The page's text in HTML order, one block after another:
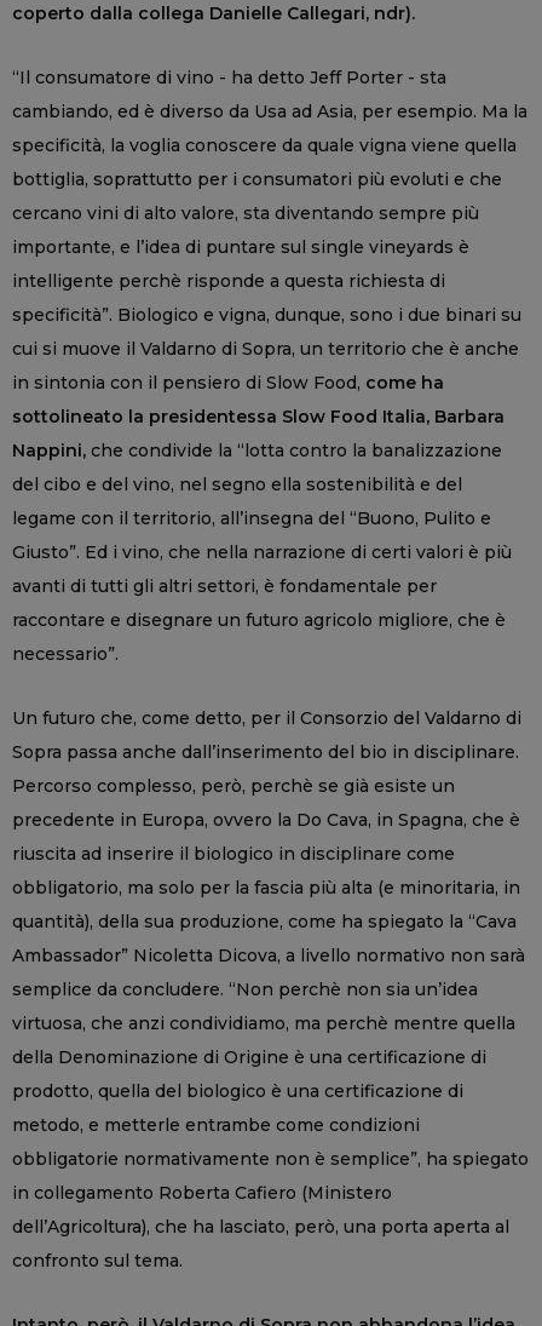
coperto dalla collega Danielle Callegari, ndr).
“Il consumatore di vino - ha detto Jeff Porter - sta
cambiando, ed è diverso da Usa ad Asia, per esempio. Ma la
specificità, la voglia conoscere da quale vigna viene quella
bottiglia, soprattutto per i consumatori più evoluti e che
cercano vini di alto valore, sta diventando sempre più
importante, e l’idea di puntare sul single vineyards è
intelligente perchè risponde a questa richiesta di
specificità”. Biologico e vigna, dunque, sono i due binari su
cui si muove il Valdarno di Sopra, un territorio che è anche
in sintonia con il pensiero di Slow Food, come ha
sottolineato la presidentessa Slow Food Italia, Barbara
Nappini, che condivide la “lotta contro la banalizzazione
del cibo e del vino, nel segno ella sostenibilità e del
legame con il territorio, all’insegna del “Buono, Pulito e
Giusto”. Ed i vino, che nella narrazione di certi valori è più
avanti di tutti gli altri settori, è fondamentale per
raccontare e disegnare un futuro agricolo migliore, che è
necessario”.
Un futuro che, come detto, per il Consorzio del Valdarno di
Sopra passa anche dall’inserimento del bio in disciplinare.
Percorso complesso, però, perchè se già esiste un
precedente in Europa, ovvero la Do Cava, in Spagna, che è
riuscita ad inserire il biologico in disciplinare come
obbligatorio, ma solo per la fascia più alta (e minoritaria, in
quantità), della sua produzione, come ha spiegato la “Cava
Ambassador” Nicoletta Dicova, a livello normativo non sarà
semplice da concludere. “Non perchè non sia un’idea
virtuosa, che anzi condividiamo, ma perchè mentre quella
della Denominazione di Origine è una certificazione di
prodotto, quella del biologico è una certificazione di
metodo, e metterle entrambe come condizioni
obbligatorie normativamente non è semplice”, ha spiegato
in collegamento Roberta Cafiero (Ministero
dell’Agricoltura), che ha lasciato, però, una porta aperta al
confronto sul tema.